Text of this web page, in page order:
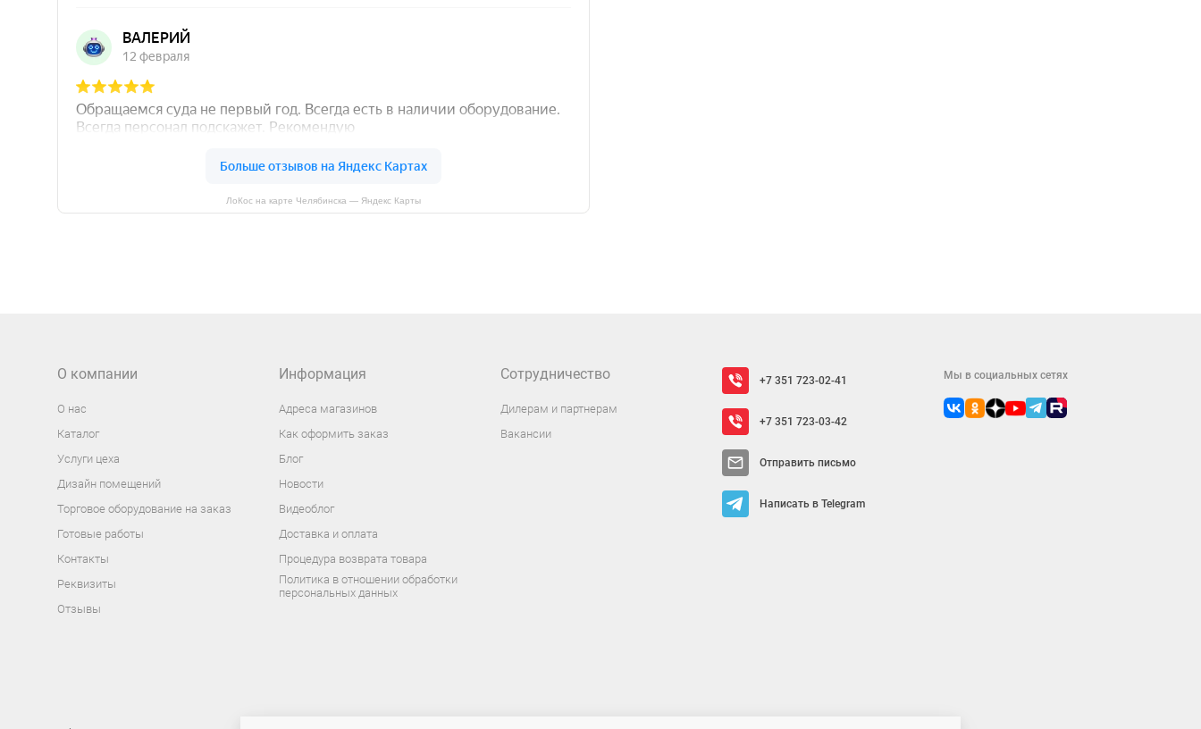
ЛоКос на карте Челябинска — Яндекс Карты
О компании
О нас
Каталог
Услуги цеха
Дизайн помещений
Торговое оборудование на заказ
Готовые работы
Контакты
Реквизиты
Отзывы
Информация
Адреса магазинов
Как оформить заказ
Блог
Новости
Видеоблог
Доставка и оплата
Процедура возврата товара
Политика в отношении обработки
персональных данных
Сотрудничество
Дилерам и партнерам
Вакансии
+7 351 723-02-41
+7 351 723-03-42
Отправить письмо
Написать в Telegram
Мы в социальных сетях